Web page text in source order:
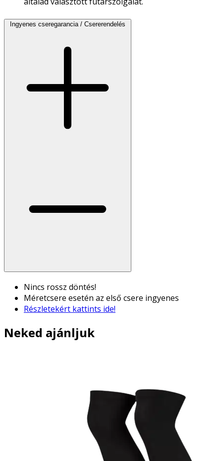
Ingyenes cseregarancia / Csererendelés
Nincs rossz döntés!
Méretcsere esetén az első csere ingyenes
Részletekért kattints ide!
Neked ajánljuk